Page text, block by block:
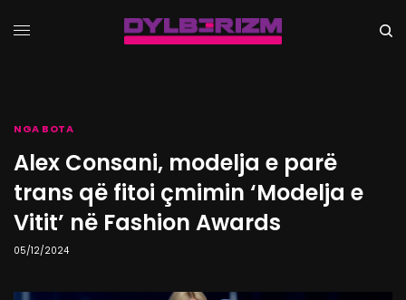
NGA BOTA
Alex Consani, modelja e parë
trans që fitoi çmimin ‘Modelja e
Vitit’ në Fashion Awards
05/12/2024